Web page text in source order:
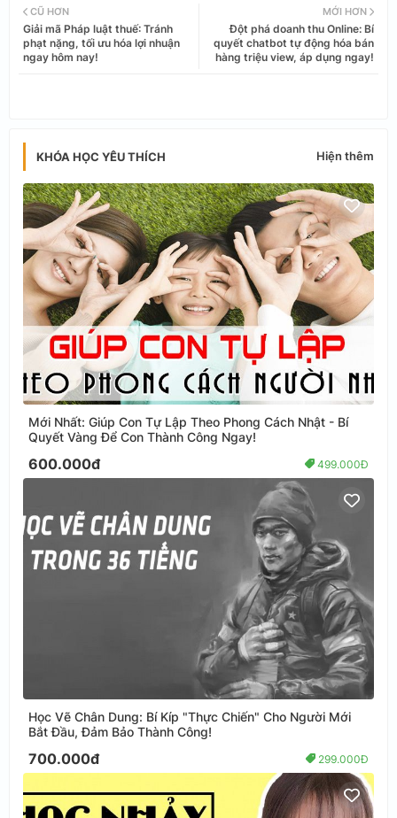
ats
MỚI HƠN
Đột phá doanh thu Online: Bí
quyết chatbot tự động hóa bán
hàng triệu view, áp dụng ngay!
CŨ HƠN
Giải mã Pháp luật thuế: Tránh
phạt nặng, tối ưu hóa lợi nhuận
ngay hôm nay!
KHÓA HỌC YÊU THÍCH Hiện thêm
Mới Nhất: Giúp Con Tự Lập Theo Phong Cách Nhật - Bí
Quyết Vàng Để Con Thành Công Ngay!
600.000đ 499.000Đ
Học Vẽ Chân Dung: Bí Kíp "Thực Chiến" Cho Người Mới
Bắt Đầu, Đảm Bảo Thành Công!
700.000đ 299.000Đ